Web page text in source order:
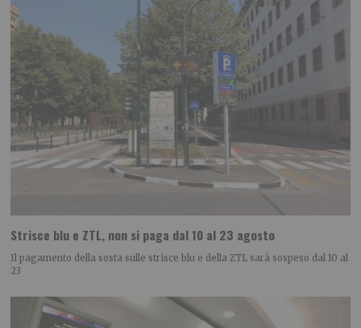
Strisce blu e ZTL, non si paga dal 10 al 23 agosto
Il pagamento della sosta sulle strisce blu e della ZTL sarà sospeso dal 10 al
23